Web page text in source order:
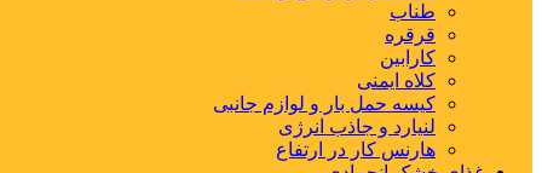
طناب
قرقره
کارابین
کلاه ایمنی
کیسه حمل بار و لوازم جانبی
لنیارد و جاذب انرژی
هارنس کار در ارتفاع